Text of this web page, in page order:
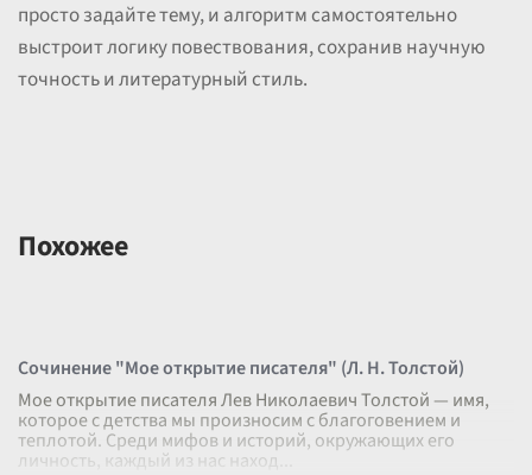
просто задайте тему, и алгоритм самостоятельно
выстроит логику повествования, сохранив научную
точность и литературный стиль.
Похожее
Сочинение "Мое открытие писателя" (Л. Н. Толстой)
Мое открытие писателя Лев Николаевич Толстой — имя,
которое с детства мы произносим с благоговением и
теплотой. Среди мифов и историй, окружающих его
личность, каждый из нас наход